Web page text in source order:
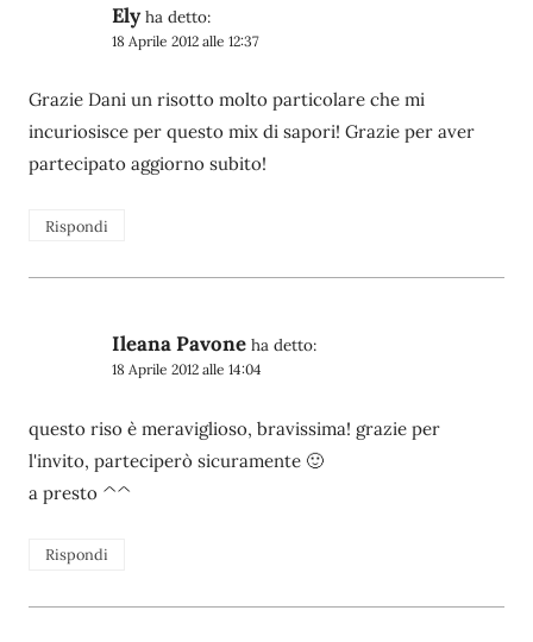
Ely ha detto:
18 Aprile 2012 alle 12:37
Grazie Dani un risotto molto particolare che mi
incuriosisce per questo mix di sapori! Grazie per aver
partecipato aggiorno subito!
Rispondi
Ileana Pavone ha detto:
18 Aprile 2012 alle 14:04
questo riso è meraviglioso, bravissima! grazie per
l'invito, parteciperò sicuramente 🙂
a presto ^^
Rispondi